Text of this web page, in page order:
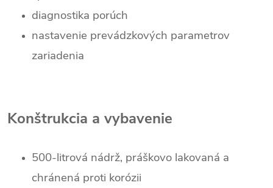
diagnostika porúch
nastavenie prevádzkových parametrov
zariadenia
Konštrukcia a vybavenie
500-litrová nádrž, práškovo lakovaná a
chránená proti korózii